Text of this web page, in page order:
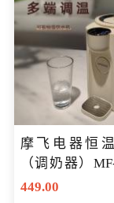
摩飞电器恒
（调奶器）
专享价366元
449.00